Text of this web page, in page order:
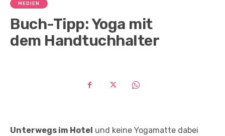
MEDIEN
Buch-Tipp: Yoga mit
dem Handtuchhalter
Unterwegs im Hotel und keine Yogamatte dabei